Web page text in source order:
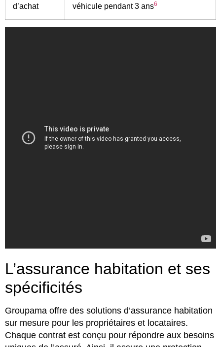
d’achat
véhicule pendant 3 ans6
L’assurance habitation et ses
spécificités
Groupama offre des solutions d’assurance habitation
sur mesure pour les propriétaires et locataires.
Chaque contrat est conçu pour répondre aux besoins